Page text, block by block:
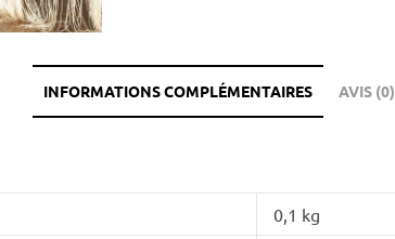
INFORMATIONS COMPLÉMENTAIRES AVIS (0)
0,1 kg